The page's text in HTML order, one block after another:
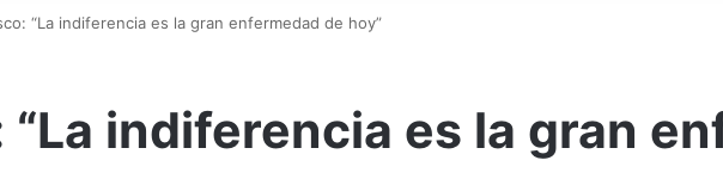
“La indiferencia es la gran enfermedad de hoy”
indiferencia es la gran